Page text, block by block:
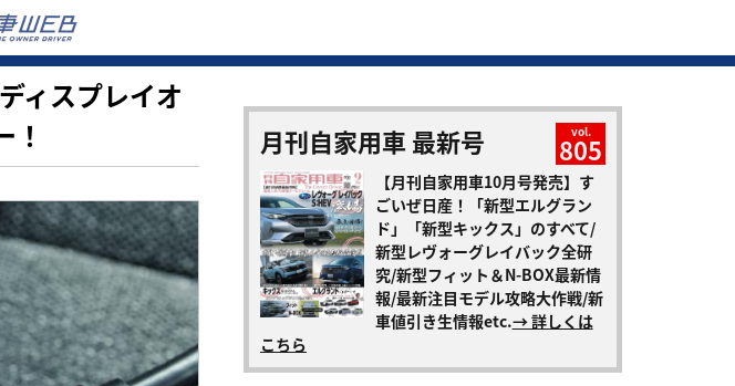
ィスプレイオ
月刊自家用車 最新号 vol.
805
【月刊自家用車10月号発売】す
ごいぜ日産！「新型エルグラン
ド」「新型キックス」のすべて/
新型レヴォーグレイバック全研
究/新型フィット＆N-BOX最新情
報/最新注目モデル攻略大作戦/新
車値引き生情報etc.→ 詳しくは
こちら